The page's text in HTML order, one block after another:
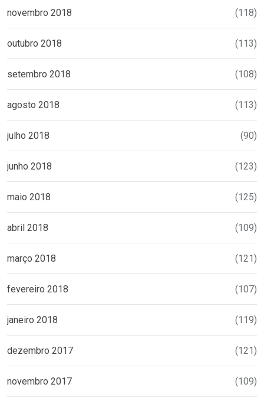
novembro 2018 (118)
outubro 2018 (113)
setembro 2018 (108)
agosto 2018 (113)
julho 2018 (90)
junho 2018 (123)
maio 2018 (125)
abril 2018 (109)
março 2018 (121)
fevereiro 2018 (107)
janeiro 2018 (119)
dezembro 2017 (121)
novembro 2017 (109)